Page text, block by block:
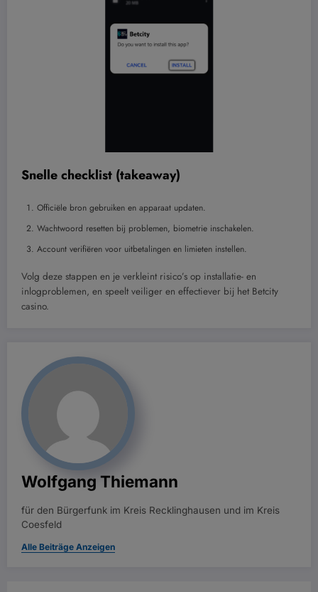
Snelle checklist (takeaway)
Officiële bron gebruiken en apparaat updaten.
Wachtwoord resetten bij problemen, biometrie inschakelen.
Account verifiëren voor uitbetalingen en limieten instellen.
Volg deze stappen en je verkleint risico’s op installatie- en
inlogproblemen, en speelt veiliger en effectiever bij het Betcity
casino.
Wolfgang Thiemann
für den Bürgerfunk im Kreis Recklinghausen und im Kreis
Coesfeld
Alle Beiträge Anzeigen